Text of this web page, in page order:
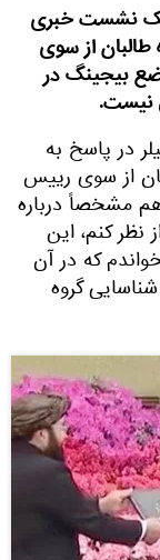
یک نشست خبری
طالبان از سوی
بیجینگ در
نیست.
در پاسخ به
از سوی رییس
مشخصاً درباره
نظر کنم، این
که در آن
گروه